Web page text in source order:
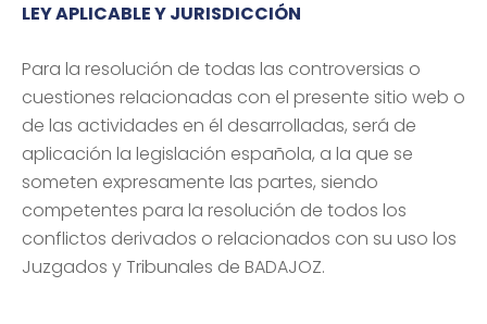
LEY APLICABLE Y JURISDICCIÓN
Para la resolución de todas las controversias o
cuestiones relacionadas con el presente sitio web o
de las actividades en él desarrolladas, será de
aplicación la legislación española, a la que se
someten expresamente las partes, siendo
competentes para la resolución de todos los
conflictos derivados o relacionados con su uso los
Juzgados y Tribunales de BADAJOZ.